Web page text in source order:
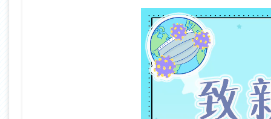
視
訊
播
放
器